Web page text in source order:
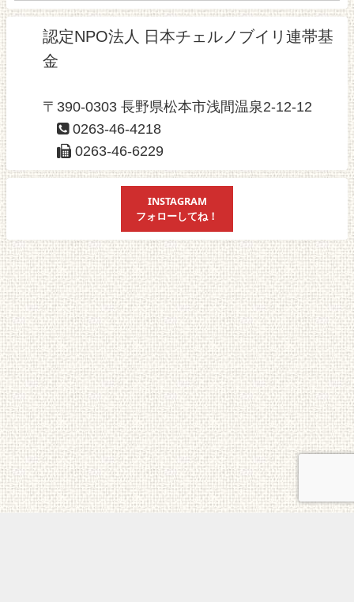
認定NPO法人 日本チェルノブイリ連帯基
金
〒390-0303 長野県松本市浅間温泉2-12-12
0263-46-4218
0263-46-6229
INSTAGRAM
フォローしてね！